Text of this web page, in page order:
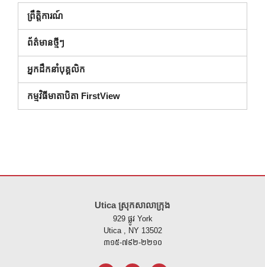
ព្រឹត្តិការណ៍
ព័ត៌មានថ្មីៗ
អ្នកដឹកនាំបុគ្គលិក
កម្មវិធីមាតាបិតា FirstView
Utica ស្រុកសាលាក្រុង
929 ផ្លូវ York
Utica , NY 13502
៣១៥-៧៩២-២២១០